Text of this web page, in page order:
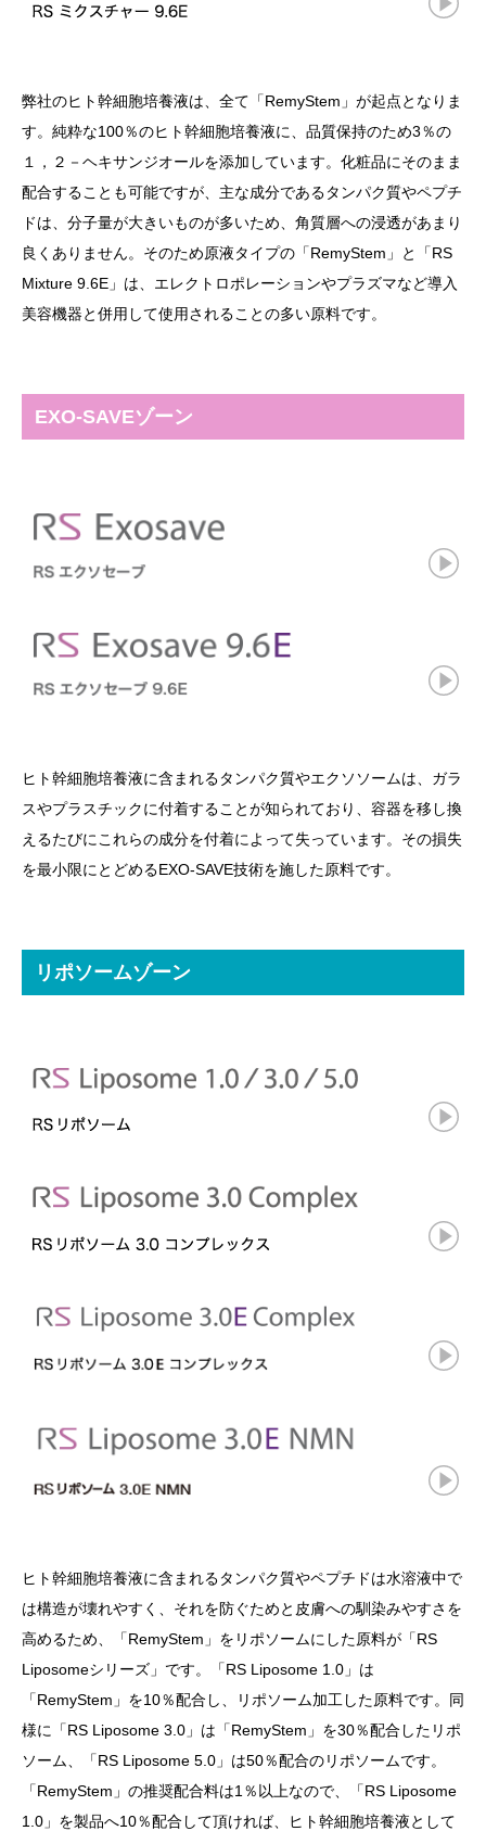
弊社のヒト幹細胞培養液は、全て「RemyStem」が起点となりま
す。純粋な100％のヒト幹細胞培養液に、品質保持のため3％の
１，２－ヘキサンジオールを添加しています。化粧品にそのまま
配合することも可能ですが、主な成分であるタンパク質やペプチ
ドは、分子量が大きいものが多いため、角質層への浸透があまり
良くありません。そのため原液タイプの「RemyStem」と「RS
Mixture 9.6E」は、エレクトロポレーションやプラズマなど導入
美容機器と併用して使用されることの多い原料です。
EXO-SAVEゾーン
ヒト幹細胞培養液に含まれるタンパク質やエクソソームは、ガラ
スやプラスチックに付着することが知られており、容器を移し換
えるたびにこれらの成分を付着によって失っています。その損失
を最小限にとどめるEXO-SAVE技術を施した原料です。
リポソームゾーン
ヒト幹細胞培養液に含まれるタンパク質やペプチドは水溶液中で
は構造が壊れやすく、それを防ぐためと皮膚への馴染みやすさを
高めるため、「RemyStem」をリポソームにした原料が「RS
Liposomeシリーズ」です。「RS Liposome 1.0」は
「RemyStem」を10％配合し、リポソーム加工した原料です。同
様に「RS Liposome 3.0」は「RemyStem」を30％配合したリポ
ソーム、「RS Liposome 5.0」は50％配合のリポソームです。
「RemyStem」の推奨配合料は1％以上なので、「RS Liposome
1.0」を製品へ10％配合して頂ければ、ヒト幹細胞培養液として